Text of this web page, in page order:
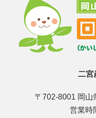
二宮
〒 702-8001 岡山
営業時